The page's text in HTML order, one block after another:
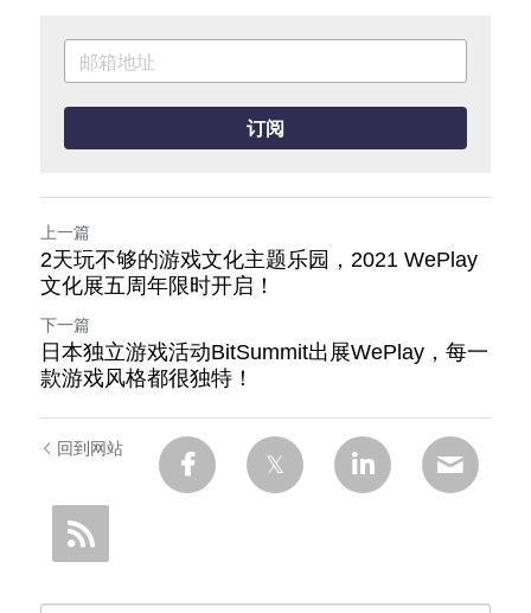
订阅
上一篇
2天玩不够的游戏文化主题乐园，2021 WePlay
文化展五周年限时开启！
下一篇
日本独立游戏活动BitSummit出展WePlay，每一
款游戏风格都很独特！
回到网站